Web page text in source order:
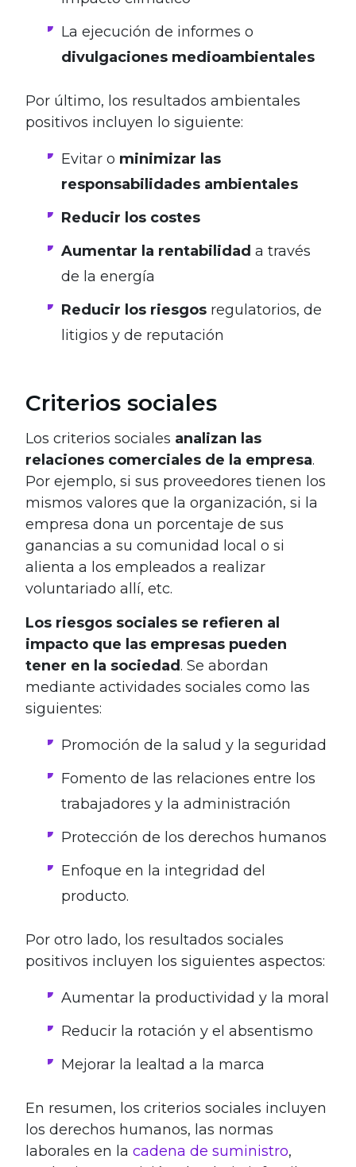
La ejecución de informes o
divulgaciones medioambientales
Por último, los resultados ambientales
positivos incluyen lo siguiente:
Evitar o minimizar las
responsabilidades ambientales
Reducir los costes
Aumentar la rentabilidad a través
de la energía
Reducir los riesgos regulatorios, de
litigios y de reputación
Criterios sociales
Los criterios sociales analizan las
relaciones comerciales de la empresa.
Por ejemplo, si sus proveedores tienen los
mismos valores que la organización, si la
empresa dona un porcentaje de sus
ganancias a su comunidad local o si
alienta a los empleados a realizar
voluntariado allí, etc.
Los riesgos sociales se refieren al
impacto que las empresas pueden
tener en la sociedad. Se abordan
mediante actividades sociales como las
siguientes:
Promoción de la salud y la seguridad
Fomento de las relaciones entre los
trabajadores y la administración
Protección de los derechos humanos
Enfoque en la integridad del
producto.
Por otro lado, los resultados sociales
positivos incluyen los siguientes aspectos:
Aumentar la productividad y la moral
Reducir la rotación y el absentismo
Mejorar la lealtad a la marca
En resumen, los criterios sociales incluyen
los derechos humanos, las normas
laborales en la cadena de suministro,